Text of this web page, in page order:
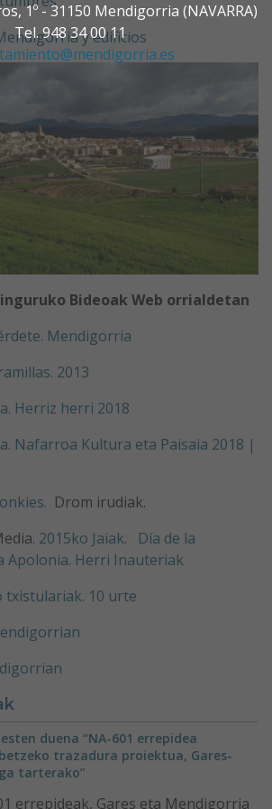
1º - 31150 Mendigorria (NAVARRA)
Tel. 948 34 00 11
y edificios
Bideoak Web orrialdetan
Mendigorria
2013
Herriz herri 2018
Nafarroa Kultura eta Paisaia 2018 |
Drom irudiak.
2015ko Jaiak. Día de la
Apolonia. Herri Inauteriak
10 urte
duena “NA-601 errepidea
trazadura proiektua, Gares-
tarterako”
errepideak, Gares eta Mendigorria